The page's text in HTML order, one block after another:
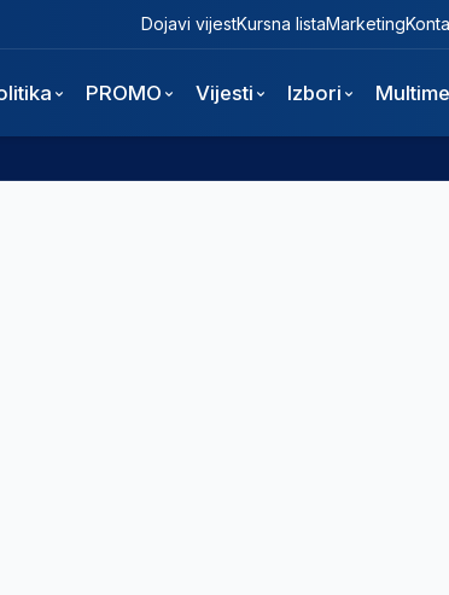
Dojavi vijestKursna listaMarketing
PROMO Vijesti Izbori